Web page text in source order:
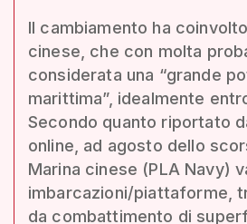
Il cambiamento ha
cinese, che con molta
considerata una “grande
marittima”, idealmente
Secondo quanto riportato
online, ad agosto dello
Marina cinese (PLA Navy)
imbarcazioni/piattaforme,
da combattimento di